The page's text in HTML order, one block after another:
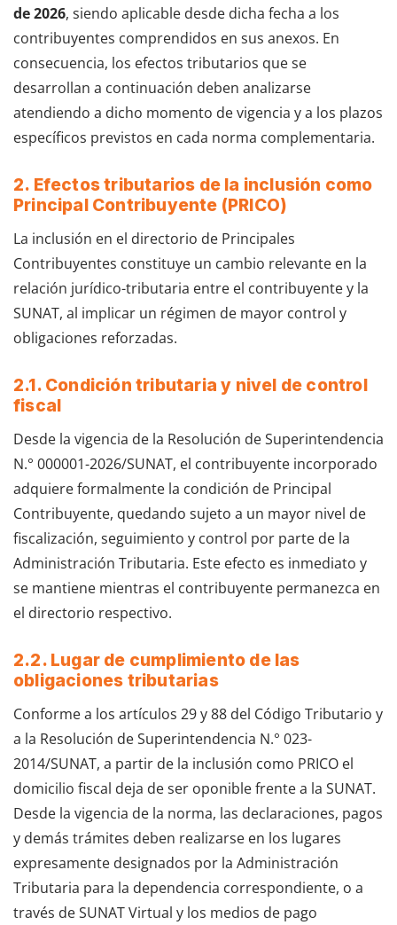
de 2026, siendo aplicable desde dicha fecha a los
contribuyentes comprendidos en sus anexos. En
consecuencia, los efectos tributarios que se
desarrollan a continuación deben analizarse
atendiendo a dicho momento de vigencia y a los plazos
específicos previstos en cada norma complementaria.
2. Efectos tributarios de la inclusión como
Principal Contribuyente (PRICO)
La inclusión en el directorio de Principales
Contribuyentes constituye un cambio relevante en la
relación jurídico-tributaria entre el contribuyente y la
SUNAT, al implicar un régimen de mayor control y
obligaciones reforzadas.
2.1. Condición tributaria y nivel de control
fiscal
Desde la vigencia de la Resolución de Superintendencia
N.° 000001-2026/SUNAT, el contribuyente incorporado
adquiere formalmente la condición de Principal
Contribuyente, quedando sujeto a un mayor nivel de
fiscalización, seguimiento y control por parte de la
Administración Tributaria. Este efecto es inmediato y
se mantiene mientras el contribuyente permanezca en
el directorio respectivo.
2.2. Lugar de cumplimiento de las
obligaciones tributarias
Conforme a los artículos 29 y 88 del Código Tributario y
a la Resolución de Superintendencia N.° 023-
2014/SUNAT, a partir de la inclusión como PRICO el
domicilio fiscal deja de ser oponible frente a la SUNAT.
Desde la vigencia de la norma, las declaraciones, pagos
y demás trámites deben realizarse en los lugares
expresamente designados por la Administración
Tributaria para la dependencia correspondiente, o a
través de SUNAT Virtual y los medios de pago